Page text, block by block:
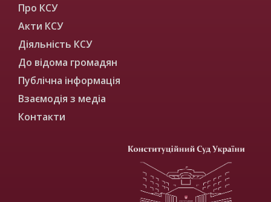
Про КСУ
Акти КСУ
Діяльність КСУ
До відома громадян
Публічна інформація
Взаємодія з медіа
Контакти